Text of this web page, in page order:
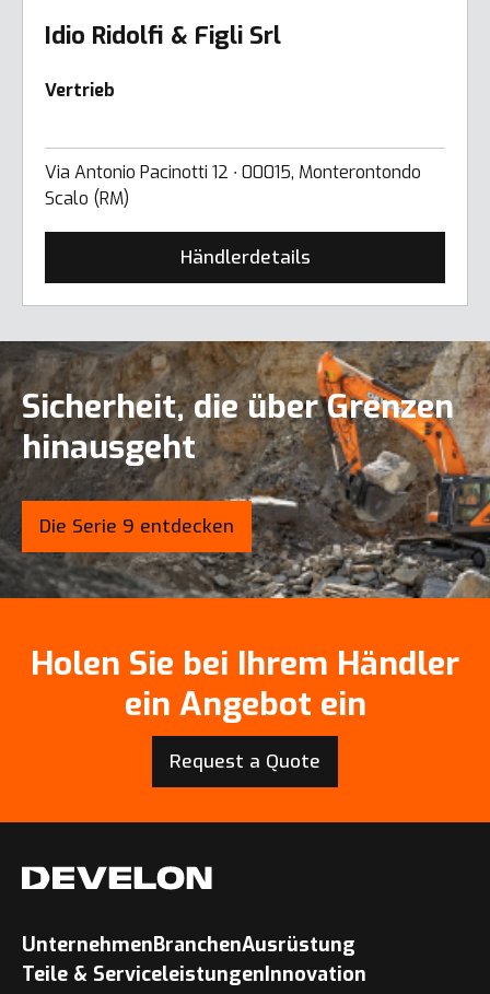
Idio Ridolfi & Figli Srl
Vertrieb
Via Antonio Pacinotti 12 ∙ 00015, Monterontondo
Scalo (RM)
Händlerdetails
Sicherheit, die über Grenzen
hinausgeht
Die Serie 9 entdecken
Holen Sie bei Ihrem Händler
ein Angebot ein
Request a Quote
UnternehmenBranchenAusrüstung
Teile & ServiceleistungenInnovation